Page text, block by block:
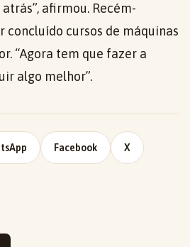
afirmou. Recém-
concluído cursos de máquinas
“Agora tem que fazer a
algo melhor”.
Facebook X